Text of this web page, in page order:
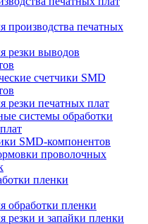
производства печатных
резки выводов
счетчики SMD
резки печатных плат
системы обработки
SMD-компонентов
проволочных
пленки
обработки пленки
резки и запайки пленки